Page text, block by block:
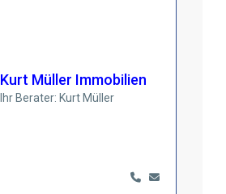
Kurt Müller Immobilien
Ihr Berater: Kurt Müller